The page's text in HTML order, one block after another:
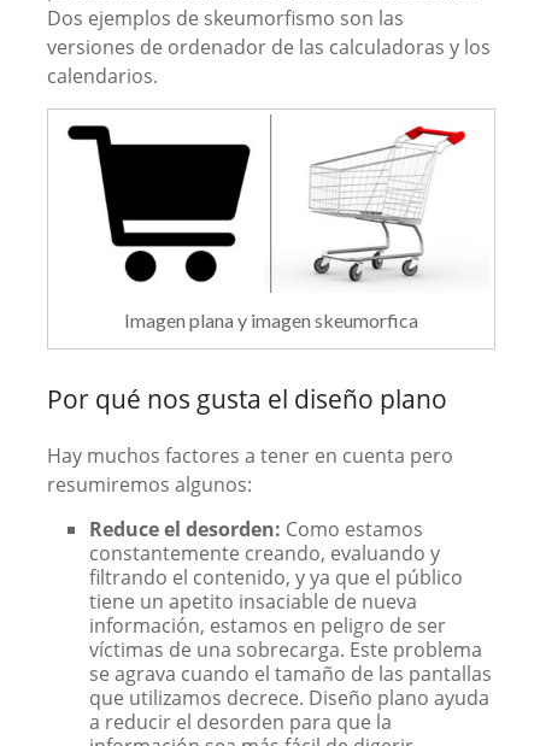
Dos ejemplos de skeumorfismo son las
versiones de ordenador de las calculadoras y los
calendarios.
Imagen plana y imagen skeumorfica
Por qué nos gusta el diseño plano
Hay muchos factores a tener en cuenta pero
resumiremos algunos:
Reduce el desorden: Como estamos
constantemente creando, evaluando y
filtrando el contenido, y ya que el público
tiene un apetito insaciable de nueva
información, estamos en peligro de ser
víctimas de una sobrecarga. Este problema
se agrava cuando el tamaño de las pantallas
que utilizamos decrece. Diseño plano ayuda
a reducir el desorden para que la